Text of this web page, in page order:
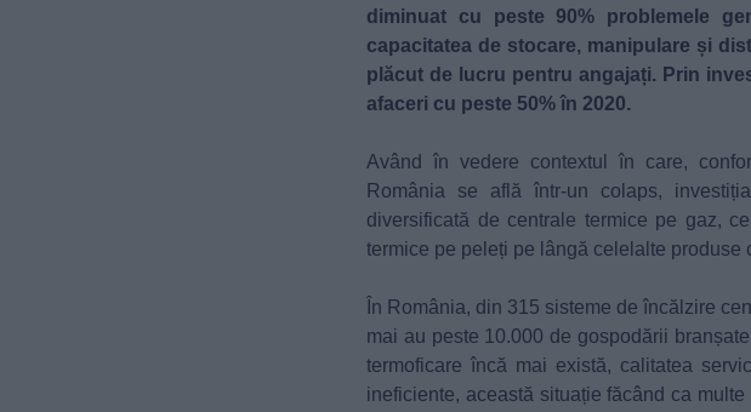
diminuat cu peste 90% problemele
capacitatea de stocare, manipulare și
plăcut de lucru pentru angajați. Prin
afaceri cu peste 50% în 2020.
Având în vedere contextul în care,
România se află într-un colaps,
diversificată de centrale termice pe gaz,
termice pe peleți pe lângă celelalte produse
În România, din 315 sisteme de încălzire
mai au peste 10.000 de gospodării
termoficare încă mai există, calitatea
ineficiente, această situație făcând ca